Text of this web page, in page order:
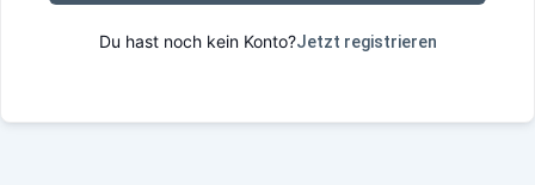
Du hast noch kein Konto?Jetzt registrieren